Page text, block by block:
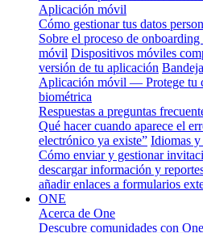
Aplicación móvil
Cómo gestionar tus datos
Sobre el proceso de
móvil Dispositivos móviles
versión de tu aplicación
Aplicación móvil — Protege tu
biométrica
Respuestas a preguntas
Qué hacer cuando aparece el
electrónico ya existe” Idiomas y
Cómo enviar y gestionar
descargar información y
añadir enlaces a formularios
ONE
Acerca de One
Descubre comunidades con One